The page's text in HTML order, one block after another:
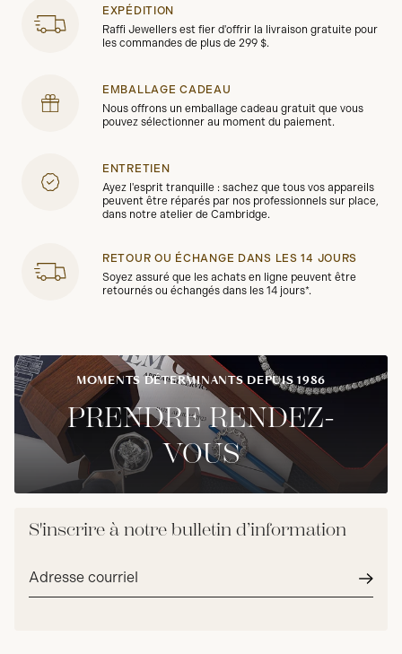
EXPÉDITION
Raffi Jewellers est fier d'offrir la livraison gratuite pour
les commandes de plus de 299 $.
EMBALLAGE CADEAU
Nous offrons un emballage cadeau gratuit que vous
pouvez sélectionner au moment du paiement.
ENTRETIEN
Ayez l'esprit tranquille : sachez que tous vos appareils
peuvent être réparés par nos professionnels sur place,
dans notre atelier de Cambridge.
RETOUR OU ÉCHANGE DANS LES 14 JOURS
Soyez assuré que les achats en ligne peuvent être
retournés ou échangés dans les 14 jours*.
MOMENTS DÉTERMINANTS DEPUIS 1986
PRENDRE RENDEZ-
VOUS
S'inscrire à notre bulletin d’information
Adresse